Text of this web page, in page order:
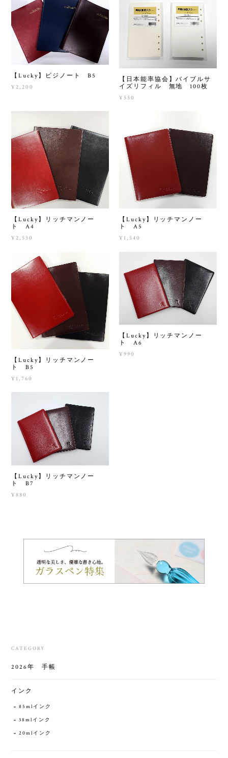
【Lucky】ビジノート B5
¥2,200
【日本能率協会】バイブルサ
イズリフィル 無地 100枚
¥550
【Lucky】リッチマンノー
ト A4
¥2,530
【Lucky】リッチマンノー
ト A5
¥1,540
【Lucky】リッチマンノー
ト B5
¥1,760
【Lucky】リッチマンノー
ト A6
¥990
【Lucky】リッチマンノー
ト B7
¥880
CATEGORY
2026年 手帳
インク
85mlインク
38mlインク
20mlインク